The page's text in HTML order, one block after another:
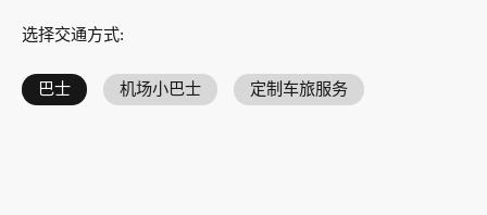
选择交通方式:
巴士 机场小巴士 定制车旅服务